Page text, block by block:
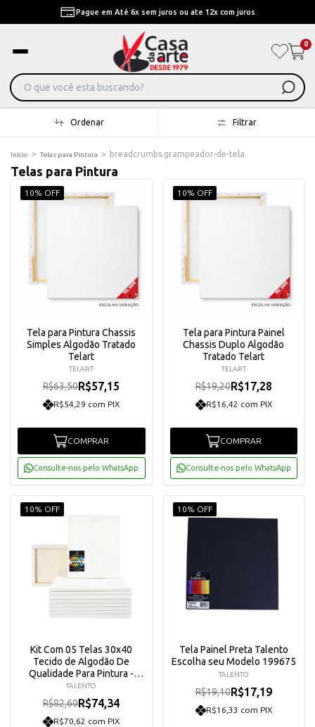
Pague em Até 6x sem juros ou ate 12x com juros
0
Ordenar Filtrar
Início > Telas para Pintura > breadcrumbs.grampeador-de-tela
Telas para Pintura
10% OFF
Tela para Pintura Chassis
Simples Algodão Tratado
Telart
TELART
R$63,50R$57,15
R$54,29 com PIX
COMPRAR
Consulte-nos pelo WhatsApp
10% OFF
Tela para Pintura Painel
Chassis Duplo Algodão
Tratado Telart
TELART
R$19,20R$17,28
R$16,42 com PIX
COMPRAR
Consulte-nos pelo WhatsApp
10% OFF
Kit Com 05 Telas 30x40
Tecido de Algodão De
Qualidade Para Pintura -
Talento
TALENTO
R$82,60R$74,34
R$70,62 com PIX
10% OFF
Tela Painel Preta Talento
Escolha seu Modelo 199675
TALENTO
R$19,10R$17,19
R$16,33 com PIX